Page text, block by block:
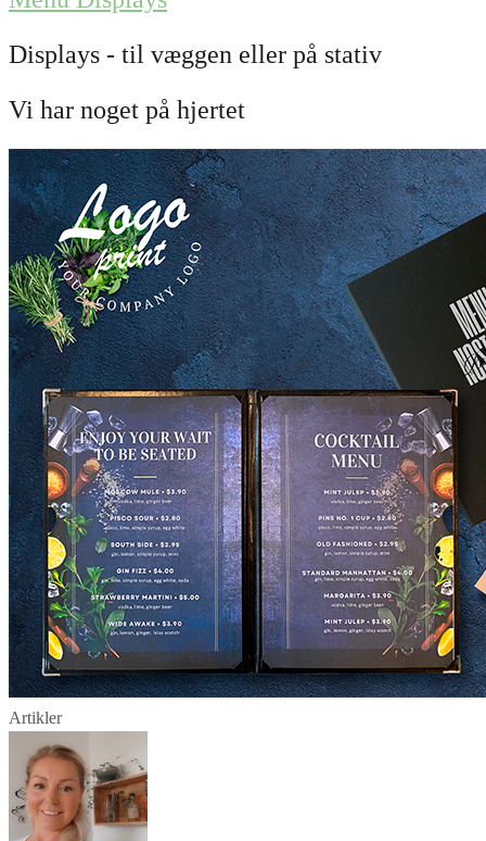
Displays - til væggen eller på stativ
Vi har noget på hjertet
Artikler